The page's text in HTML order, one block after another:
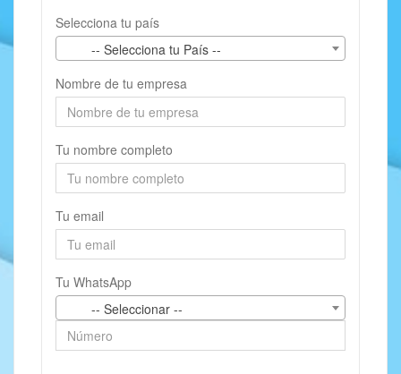
Selecciona tu país
-- Selecciona tu País --
Nombre de tu empresa
Tu nombre completo
Tu email
Tu WhatsApp
-- Seleccionar --